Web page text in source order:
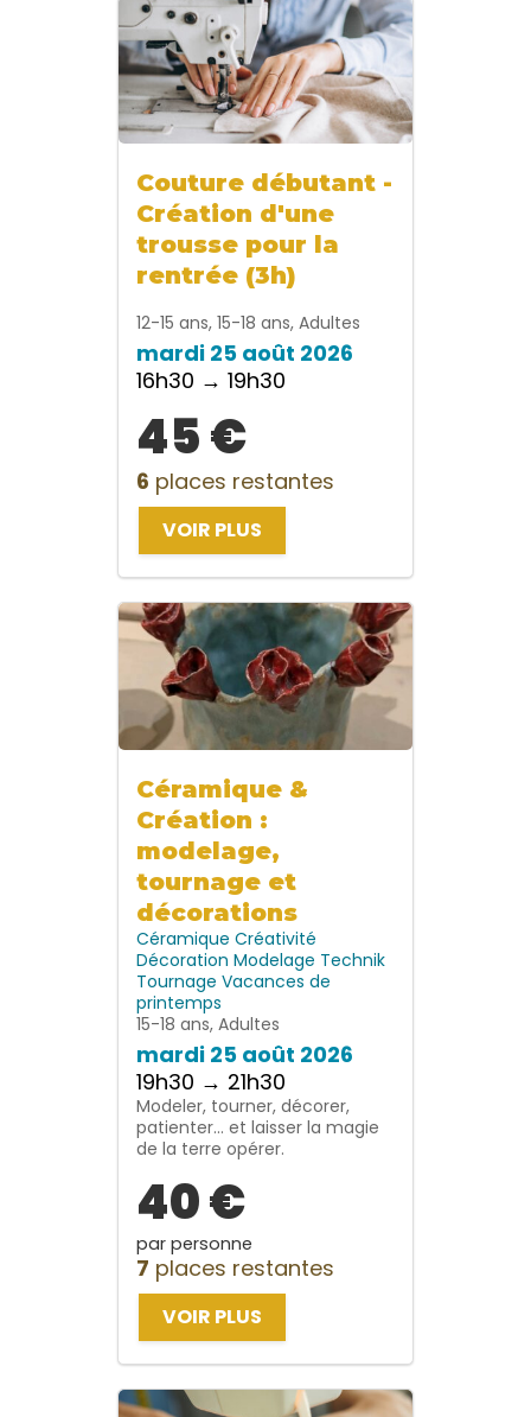
Couture débutant -
Création d'une
trousse pour la
rentrée (3h)
12-15 ans, 15-18 ans, Adultes
mardi 25 août 2026
16h30 → 19h30
45 €
6 places restantes
VOIR PLUS
Céramique &
Création :
modelage,
tournage et
décorations
Céramique Créativité
Décoration Modelage Technik
Tournage Vacances de
printemps
15-18 ans, Adultes
mardi 25 août 2026
19h30 → 21h30
Modeler, tourner, décorer,
patienter… et laisser la magie
de la terre opérer.
40 €
par personne
7 places restantes
VOIR PLUS